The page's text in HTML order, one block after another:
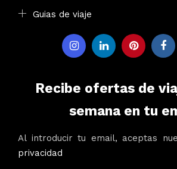
Guias de viaje
Recibe ofertas de
semana en tu
Al introducir tu email, aceptas
privacidad